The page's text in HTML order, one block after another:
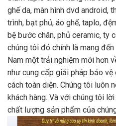
ghế da, màn hình dvd android,
trình, bạt phủ, áo ghế, taplo,
bệ bước chân, phủ ceramic, ty
chúng tôi đó chính là mang
Nam một trải nghiệm mới hơn
như cung cấp giải pháp bảo
cách toàn diện. Chúng tôi luôn
khách hàng. Và với chúng tôi
chất lượng sản phẩm của